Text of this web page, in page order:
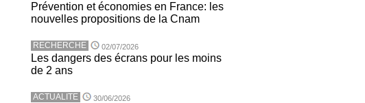
Prévention et économies en France: les
nouvelles propositions de la Cnam
RECHERCHE 02/07/2026
Les dangers des écrans pour les moins
de 2 ans
ACTUALITE 30/06/2026